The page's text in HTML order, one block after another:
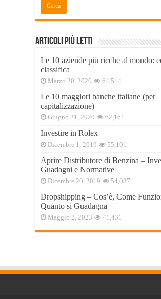
Articoli Più Letti
Le 10 aziende più ricche al mondo:
classifica
Marzo 20, 2020 64,514
Le 10 maggiori banche italiane (per
capitalizzazione)
Giugno 21, 2020 62,161
Investire in Rolex
Dicembre 1, 2019 55,191
Aprire Distributore di Benzina –
Guadagni e Normative
Dicembre 20, 2019 54,037
Dropshipping – Cos’è, Come
Quanto si Guadagna
Maggio 2, 2023 41,431